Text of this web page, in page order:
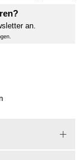
an.